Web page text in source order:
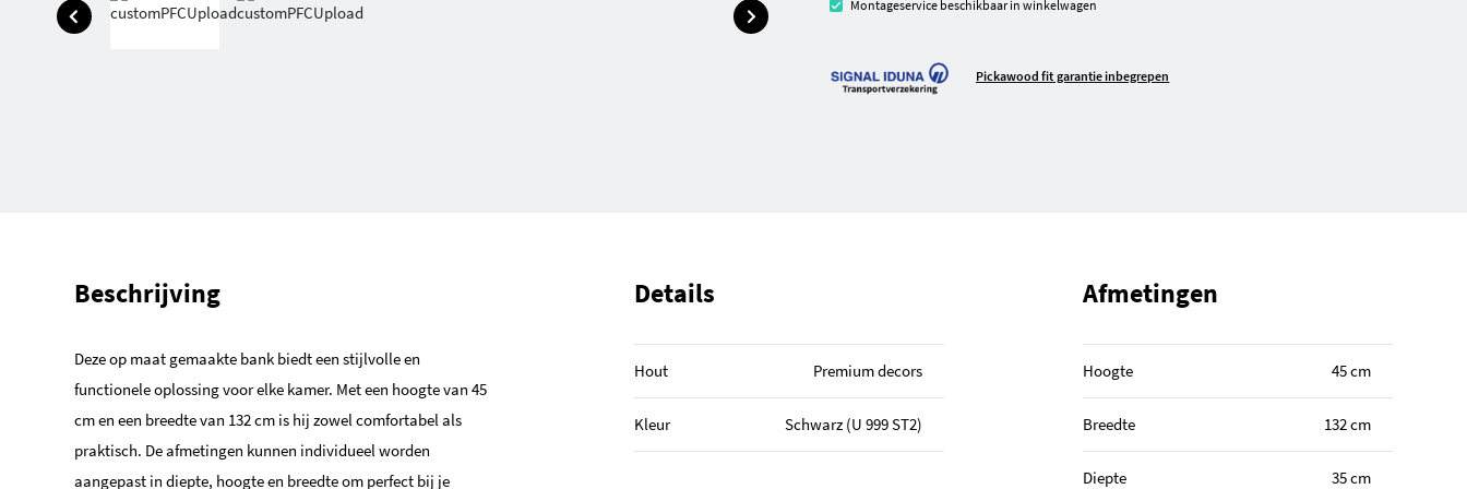
Montageservice beschikbaar in winkelwagen
Pickawood fit garantie inbegrepen
Beschrijving
Deze op maat gemaakte bank biedt een stijlvolle en
functionele oplossing voor elke kamer. Met een hoogte van 45
cm en een breedte van 132 cm is hij zowel comfortabel als
praktisch. De afmetingen kunnen individueel worden
aangepast in diepte, hoogte en breedte om perfect bij je
Details
Hout Premium decors
Kleur Schwarz (U 999 ST2)
Afmetingen
Hoogte 45 cm
Breedte 132 cm
Diepte 35 cm